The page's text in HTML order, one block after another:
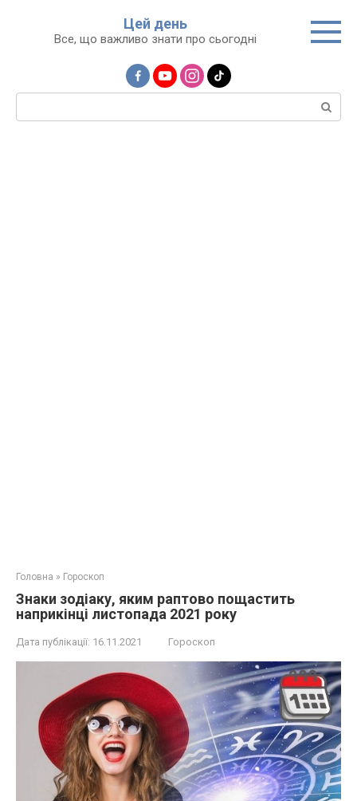
Цей день
Все, що важливо знати про сьогодні
Пошук:
Головна » Гороскоп
Знаки зодіаку, яким раптово пощастить
наприкінці листопада 2021 року
Дата публікації: 16.11.2021 Гороскоп